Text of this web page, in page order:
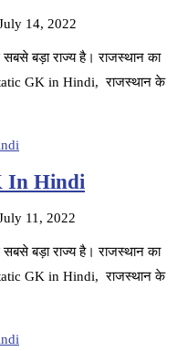
14, 2022
सबसे बड़ा राज्य है। राजस्थान का
GK in Hindi, राजस्थान के
In Hindi
11, 2022
सबसे बड़ा राज्य है। राजस्थान का
GK in Hindi, राजस्थान के